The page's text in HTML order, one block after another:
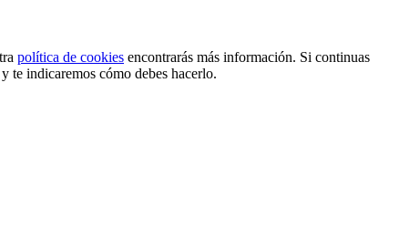
política de cookies encontrarás más información. Si continuas
te indicaremos cómo debes hacerlo.